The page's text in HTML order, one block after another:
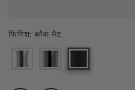
फिनिश: ब्लैक मैट